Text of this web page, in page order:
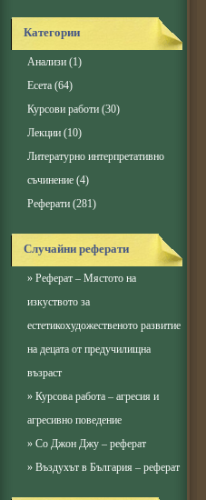
Категории
Анализи (1)
Есета (64)
Курсови работи (30)
Лекции (10)
Литературно интерпретативно
съчинение (4)
Реферати (281)
Случайни реферати
» Реферат – Мястото на
изкуството за
естетикохудожественото развитие
на децата от предучилищна
възраст
» Курсова работа – агресия и
агресивно поведение
» Со Джон Джу – реферат
» Въздухът в България – реферат